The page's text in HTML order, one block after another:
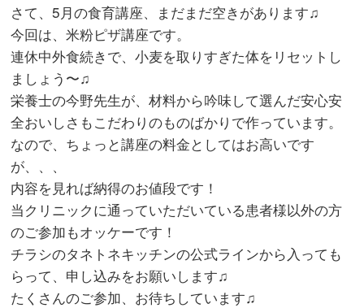
さて、5月の食育講座、まだまだ空きがあります♫
今回は、米粉ピザ講座です。
連休中外食続きで、小麦を取りすぎた体をリセットし
ましょう〜♫
栄養士の今野先生が、材料から吟味して選んだ安心安
全おいしさもこだわりのものばかりで作っています。
なので、ちょっと講座の料金としてはお高いです
が、、、
内容を見れば納得のお値段です！
当クリニックに通っていただいている患者様以外の方
のご参加もオッケーです！
チラシのタネトネキッチンの公式ラインから入っても
らって、申し込みをお願いします♫
たくさんのご参加、お待ちしています♫